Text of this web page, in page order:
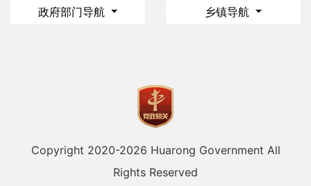
政府部门导航 乡镇导航
Copyright 2020-2026 Huarong Government All
Rights Reserved